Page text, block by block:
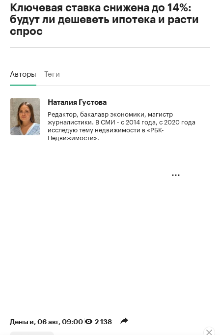
Ключевая ставка снижена до 14%:
будут ли дешеветь ипотека и расти
спрос
Авторы Теги
Наталия Густова
Редактор, бакалавр экономики, магистр
журналистики. В СМИ - с 2014 года, с 2020 года
исследую тему недвижимости в «РБК-
Недвижимости».
Деньги 06 авг, 09:00 2 138